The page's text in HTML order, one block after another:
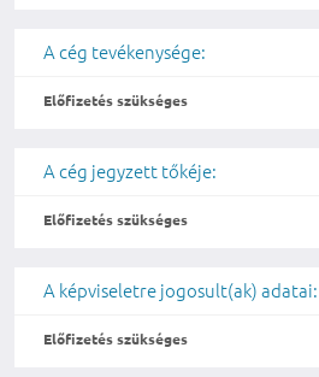
A cég tevékenysége:
Előfizetés szükséges
A cég jegyzett tőkéje:
Előfizetés szükséges
A képviseletre jogosult(ak) adatai:
Előfizetés szükséges